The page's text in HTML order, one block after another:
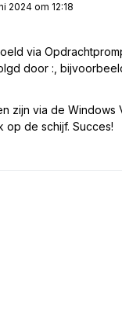
2024 om 12:18
via
door :,
zijn via de Windows
op de schijf. Succes!